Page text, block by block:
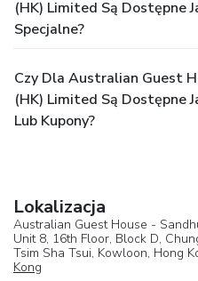
(HK) Limited Są Dostępne
Specjalne?
Czy Dla Australian Guest
(HK) Limited Są Dostępne
Lub Kupony?
Lokalizacja
Australian Guest House -
Unit 8, 16th Floor, Block D,
Tsim Sha Tsui, Kowloon, Hong
Kong